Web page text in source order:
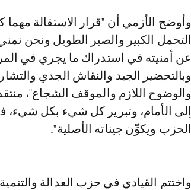
وأوضح الأزمي أن "قرار الاستقالة
التحمل الكبير والصبر الطويل ونحن
عن أمنيته في استدراك ما يجري في المرة
وبالتحضير الجيد والنقاش الجدي
والوضوح اللازم والموقف الشجاع"،
إلى الأمام، وتبرير كل شيء بكل
الحزب ويكوِّن جيناته الأصلية".
واختتم القيادي في حزب العدالة